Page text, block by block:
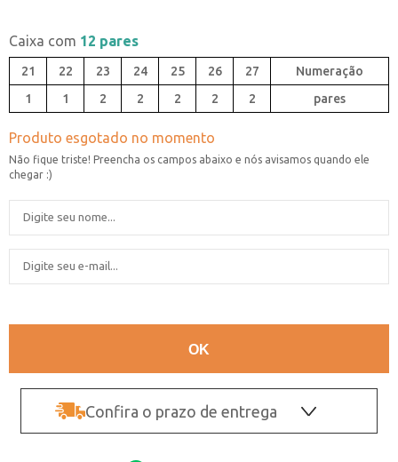
Caixa com 12 pares
21 22 23 24 25 26
27
1
1 2 2 2 2 2 pares
Confira o prazo de entrega